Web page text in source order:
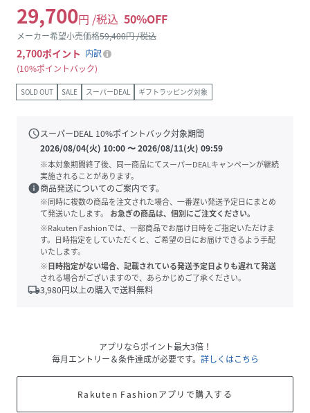
29,700円 /税込 50%OFF
メーカー希望小売価格59,400円 /税込
2,700ポイント 内訳
10%ポイントバック
SOLD OUT SALE スーパーDEAL ギフトラッピング対象
scheduleスーパーDEAL 10%ポイントバック対象期間
2026/08/04(火) 10:00〜2026/08/11(火) 09:59
※本対象期間終了後、同一商品にてスーパーDEALキャンペーンが継続
実施されることがあります。
info商品発送についてのご案内です。
※同時に複数の商品を注文された場合、一番遅い発送予定日にまとめ
て発送いたします。
お急ぎの商品は、個別にご注文ください。
※Rakuten Fashionでは、一部商品でお届け日時をご指定いただけま
す。日時指定をしていただくと、ご希望の日にお届けできるよう手配
いたします。
※日時指定がない場合、記載されている発送予定日よりも遅れて発送
される場合がございますので、あらかじめご了承ください。
local_shipping3,980円以上の購入で送料無料
アプリならポイント最大3倍！
毎月エントリー＆条件達成が必要です。 詳しくはこちら
Rakuten Fashionアプリで購入する